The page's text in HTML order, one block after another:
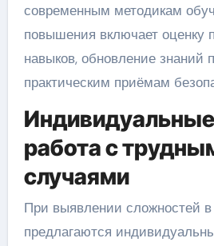
современным методикам
повышения включает оценку
навыков, обновление знаний
практическим приёмам
Индивидуальные
работа с
случаями
При выявлении сложностей
предлагаются